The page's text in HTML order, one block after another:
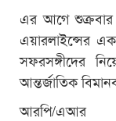
এর আগে শুক্রবার
এয়ারলাইন্সের
সফরসঙ্গীদের
আন্তর্জাতিক
আরপি/এআর